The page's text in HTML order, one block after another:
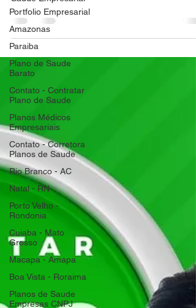
Portfolio Empresarial
Amazonas
Paraiba
Plano de Saude
Barato
Contato - Contratar
Plano de Saude
Planos Médicos
Empresariais
Contato - Corretora
Planos de Saude
Rio Branco - AC
Natal - RN
Porto Velho -
Rondonia
Cuiaba - Mato
Grosso
Macapa - Amapa
Boa Vista - Roraima
Planos de Saude
Empresas CNPJ
Contratar Plano de Saúde Básico Assistencial a
Saude Empresarial